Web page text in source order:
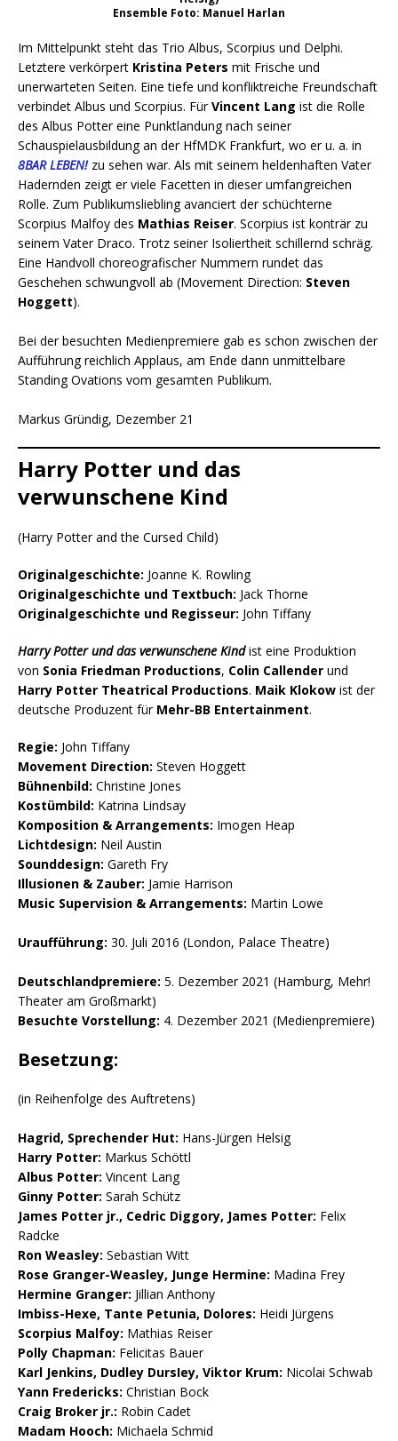
Ensemble Foto: Manuel Harlan
Im Mittelpunkt steht das Trio Albus, Scorpius und Delphi.
Letztere verkörpert Kristina Peters mit Frische und
unerwarteten Seiten. Eine tiefe und konfliktreiche Freundschaft
verbindet Albus und Scorpius. FürVincent Lang ist die Rolle
des Albus Potter eine Punktlandung nach seiner
Schauspielausbildung an der HfMDK Frankfurt, wo er u. a. in
8BAR LEBEN!zu sehen war. Als mit seinem heldenhaften Vater
Hadernden zeigt er viele Facetten in dieser umfangreichen
Rolle. Zum Publikumsliebling avanciert der schüchterne
Scorpius Malfoy des Mathias Reiser. Scorpius ist konträr zu
seinem Vater Draco. Trotz seiner Isoliertheit schillernd schräg.
Eine Handvoll choreografischer Nummern rundet das
Geschehen schwungvoll ab (Movement Direction: Steven
Hoggett).
Bei der besuchten Medienpremiere gab es schon zwischen der
Aufführung reichlich Applaus, am Ende dann unmittelbare
Standing Ovations vom gesamten Publikum.
Markus Gründig, Dezember 21
Harry Potter und das
verwunschene Kind
(Harry Potter and the Cursed Child)
Originalgeschichte: Joanne K. Rowling
Originalgeschichte und Textbuch: Jack Thorne
Originalgeschichte und Regisseur: John Tiffany
Harry Potter und das verwunschene Kindist eine Produktion
von Sonia Friedman Productions, Colin Callender und
Harry Potter Theatrical Productions. Maik Klokow ist der
deutsche Produzent für Mehr-BB Entertainment.
Regie: John Tiffany
Movement Direction: Steven Hoggett
Bühnenbild: Christine Jones
Kostümbild: Katrina Lindsay
Komposition & Arrangements: Imogen Heap
Lichtdesign: Neil Austin
Sounddesign: Gareth Fry
Illusionen & Zauber: Jamie Harrison
Music Supervision & Arrangements: Martin Lowe
Uraufführung: 30. Juli 2016 (London, Palace Theatre)
Deutschlandpremiere: 5. Dezember 2021 (Hamburg, Mehr!
Theater am Großmarkt)
Besuchte Vorstellung: 4. Dezember 2021 (Medienpremiere)
Besetzung:
(in Reihenfolge des Auftretens)
Hagrid, Sprechender Hut: Hans-Jürgen Helsig
Harry Potter: Markus Schöttl
Albus Potter: Vincent Lang
Ginny Potter: Sarah Schütz
James Potter jr., Cedric Diggory, James Potter: Felix
Radcke
Ron Weasley: Sebastian Witt
Rose Granger-Weasley, Junge Hermine: Madina Frey
Hermine Granger: Jillian Anthony
Imbiss-Hexe, Tante Petunia, Dolores: Heidi Jürgens
Scorpius Malfoy: Mathias Reiser
Polly Chapman: Felicitas Bauer
Karl Jenkins, Dudley DursIey, Viktor Krum: Nicolai Schwab
Yann Fredericks: Christian Bock
Craig Broker jr.: Robin Cadet
Madam Hooch: Michaela Schmid